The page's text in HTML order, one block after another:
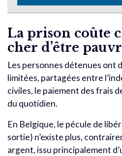
La prison coûte
cher d’être
Les personnes détenues ont
limitées, partagées entre
civiles, le paiement des frais
du quotidien.
En Belgique, le pécule de
sortie) n’existe plus,
argent, issu principalement